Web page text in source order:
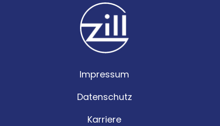
Impressum
Datenschutz
Karriere